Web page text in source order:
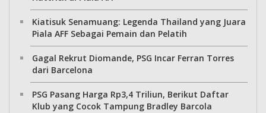
Kiatisuk Senamuang: Legenda Thailand yang Juara
Piala AFF Sebagai Pemain dan Pelatih
Gagal Rekrut Diomande, PSG Incar Ferran Torres
dari Barcelona
PSG Pasang Harga Rp3,4 Triliun, Berikut Daftar
Klub yang Cocok Tampung Bradley Barcola